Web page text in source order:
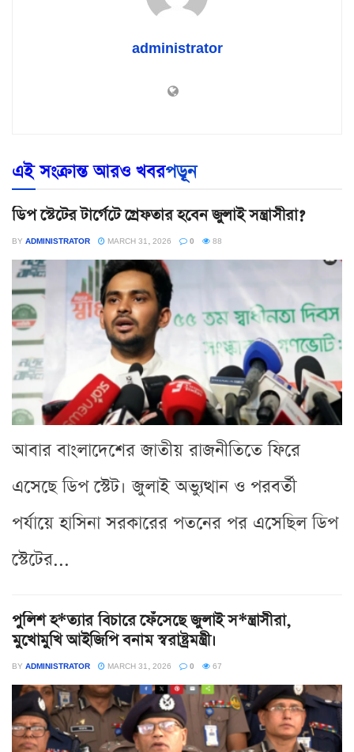
administrator
এই সংক্রান্ত আরও খবরপড়ূন
ডিপ স্টেটের টার্গেটে গ্রেফতার হবেন জুলাই সন্ত্রাসীরা?
BY ADMINISTRATOR MARCH 31, 2026 0 88
আবার বাংলাদেশের জাতীয় রাজনীতিতে ফিরে
এসেছে ডিপ স্টেট। জুলাই অভ্যুত্থান ও পরবর্তী
পর্যায়ে হাসিনা সরকারের পতনের পর এসেছিল ডিপ
স্টেটের...
পুলিশ হ*ত্যার বিচারে ফেঁসেছে জুলাই স*ন্ত্রাসীরা,
মুখোমুখি আইজিপি বনাম স্বরাষ্ট্রমন্ত্রী।
BY ADMINISTRATOR MARCH 31, 2026 0 67